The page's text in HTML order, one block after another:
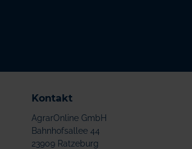
Kontakt
AgrarOnline GmbH
Bahnhofsallee 44
23909 Ratzeburg